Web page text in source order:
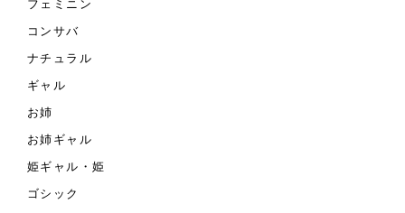
フェミニン
コンサバ
ナチュラル
ギャル
お姉
お姉ギャル
姫ギャル・姫
ゴシック